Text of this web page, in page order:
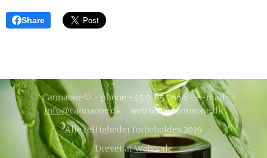
Share
Cannaone© - phone +45 9185 7666 - e-mail
info@cannaone.dk - web www.cannaone.dk
Alle rettigheder forbeholdes 2019
Drevet afWebnode